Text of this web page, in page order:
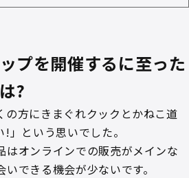
プを開催するに至った
?
の方にきまぐれクックとかねこ道
」という思いでした。
はオンラインでの販売がメインな
できる機会が少ないです。